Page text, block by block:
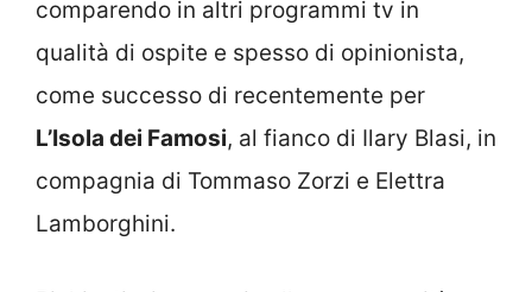
comparendo in altri programmi tv in
qualità di ospite e spesso di opinionista,
come successo di recentemente per
L’Isola dei Famosi, al fianco di Ilary Blasi, in
compagnia di Tommaso Zorzi e Elettra
Lamborghini.